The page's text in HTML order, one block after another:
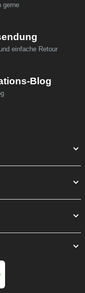
gerne
einfache Retour
Blog